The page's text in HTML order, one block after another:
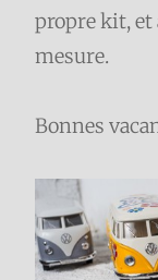
propre kit, et
mesure.
Bonnes